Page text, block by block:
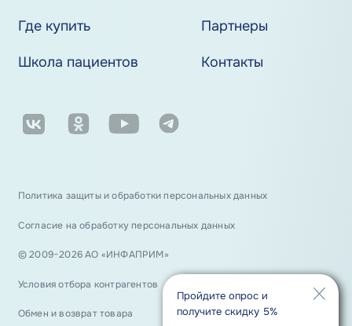
Пройдите опрос и
получите скидку 5%
Где купить
Партнеры
Школа пациентов
Контакты
Политика защиты и обработки персональных данных
Согласие на обработку персональных данных
© 2009−2026 АО «ИНФАПРИМ»
Условия отбора контрагентов
Обмен и возврат товара